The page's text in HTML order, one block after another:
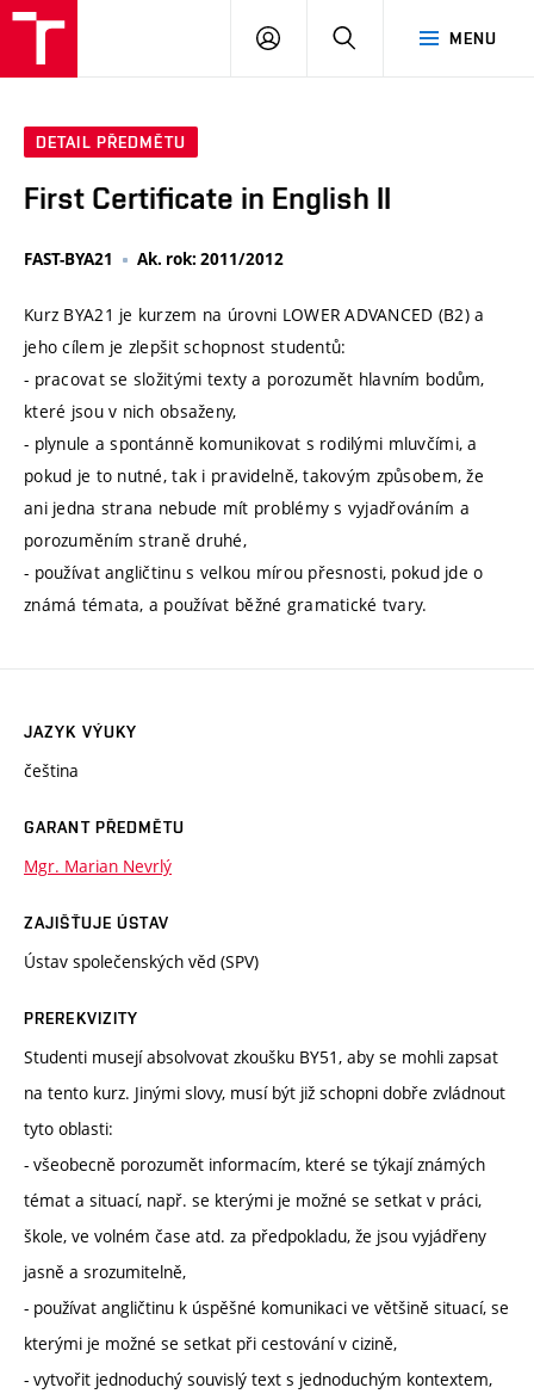
MENU
PŘIHLÁSIT
DETAIL PŘEDMĚTU
First Certificate in English II
FAST-BYA21 Ak. rok: 2011/2012
Kurz BYA21 je kurzem na úrovni LOWER ADVANCED (B2) a
jeho cílem je zlepšit schopnost studentů:
- pracovat se složitými texty a porozumět hlavním bodům,
které jsou v nich obsaženy,
- plynule a spontánně komunikovat s rodilými mluvčími, a
pokud je to nutné, tak i pravidelně, takovým způsobem, že
ani jedna strana nebude mít problémy s vyjadřováním a
porozuměním straně druhé,
- používat angličtinu s velkou mírou přesnosti, pokud jde o
známá témata, a používat běžné gramatické tvary.
JAZYK VÝUKY
čeština
GARANT PŘEDMĚTU
Mgr. Marian Nevrlý
ZAJIŠŤUJE ÚSTAV
Ústav společenských věd (SPV)
PREREKVIZITY
Studenti musejí absolvovat zkoušku BY51, aby se mohli zapsat
na tento kurz. Jinými slovy, musí být již schopni dobře zvládnout
tyto oblasti:
- všeobecně porozumět informacím, které se týkají známých
témat a situací, např. se kterými je možné se setkat v práci,
škole, ve volném čase atd. za předpokladu, že jsou vyjádřeny
jasně a srozumitelně,
- používat angličtinu k úspěšné komunikaci ve většině situací, se
kterými je možné se setkat při cestování v cizině,
- vytvořit jednoduchý souvislý text s jednoduchým kontextem,